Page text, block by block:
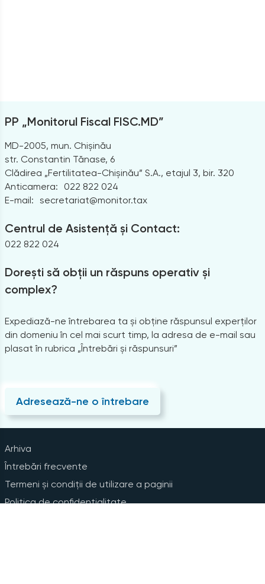
PP „Monitorul Fiscal FISC.MD”
MD-2005, mun. Chișinău
str. Constantin Tănase, 6
Clădirea „Fertilitatea-Chișinău” S.A., etajul 3, bir. 320
Anticamera:
022 822 024
E-mail: secretariat@monitor.tax
Centrul de Asistență și Contact:
022 822 024
Dorești să obții un răspuns operativ și
complex?
Expediază-ne întrebarea ta și obține răspunsul experților
din domeniu în cel mai scurt timp, la adresa de e-mail sau
plasat în rubrica „Întrebări și răspunsuri”
Adresează-ne o întrebare
Arhiva
Întrebări frecvente
Termeni și condiții de utilizare a paginii
Politica de confidențialitate